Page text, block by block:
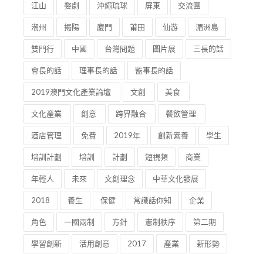
江山 婺劇 沖繩琉球 屏東 交流團
潮州 揭陽 廈門 莆田 仙游 湄洲島
雙門行 中國 台灣問題 圖片展 三長的話
會長的話 理事長的話 監事長的話
2019澳門文化產業論壇 文創 美食
文化產業 創意 跨界融合 餐飲管理
酒店管理 免費 2019年 創新素養 學生
培訓計劃 培訓 計劃 短視頻 商業
年輕人 未來 文創理念 中華文化發展
2018 養生 保健 常識話你知 企業
角色 一國兩制 方針 憲制秩序 第二期
學習創新 活用創意 2017 產業 新形勢